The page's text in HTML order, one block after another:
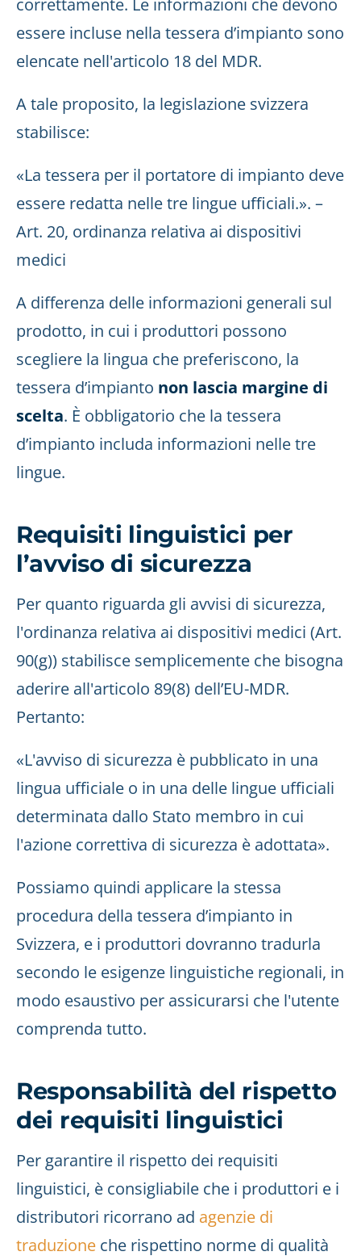
correttamente. Le informazioni che devono
essere incluse nella tessera d’impianto sono
elencate nell'articolo 18 del MDR.
A tale proposito, la legislazione svizzera
stabilisce:
«La tessera per il portatore di impianto deve
essere redatta nelle tre lingue ufficiali.». –
Art. 20, ordinanza relativa ai dispositivi
medici
A differenza delle informazioni generali sul
prodotto, in cui i produttori possono
scegliere la lingua che preferiscono, la
tessera d’impianto non lascia margine di
scelta. È obbligatorio che la tessera
d’impianto includa informazioni nelle tre
lingue.
Requisiti linguistici per
l’avviso di sicurezza
Per quanto riguarda gli avvisi di sicurezza,
l'ordinanza relativa ai dispositivi medici (Art.
90(g)) stabilisce semplicemente che bisogna
aderire all'articolo 89(8) dell’EU-MDR.
Pertanto:
«L'avviso di sicurezza è pubblicato in una
lingua ufficiale o in una delle lingue ufficiali
determinata dallo Stato membro in cui
l'azione correttiva di sicurezza è adottata».
Possiamo quindi applicare la stessa
procedura della tessera d’impianto in
Svizzera, e i produttori dovranno tradurla
secondo le esigenze linguistiche regionali, in
modo esaustivo per assicurarsi che l'utente
comprenda tutto.
Responsabilità del rispetto
dei requisiti linguistici
Per garantire il rispetto dei requisiti
linguistici, è consigliabile che i produttori e i
distributori ricorrano ad agenzie di
traduzione che rispettino norme di qualità